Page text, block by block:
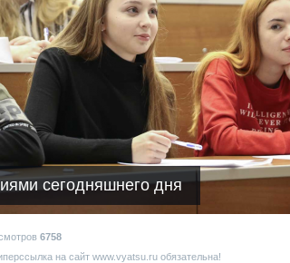
сегодняшнего дня
6758
на сайт www.vyatsu.ru обязательна!